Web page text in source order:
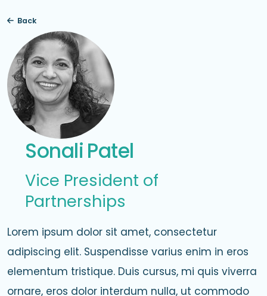
 Back
SonaliPatel
Vice President of
Partnerships
Lorem ipsum dolor sit amet, consectetur
adipiscing elit. Suspendisse varius enim in eros
elementum tristique. Duis cursus, mi quis viverra
ornare, eros dolor interdum nulla, ut commodo